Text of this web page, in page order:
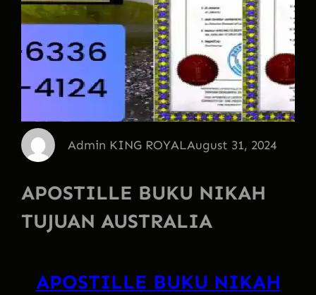
Admin KING ROYALAugust 31, 2024
APOSTILLE BUKU NIKAH
TUJUAN AUSTRALIA
APOSTILLE BUKU NIKAH